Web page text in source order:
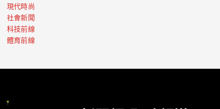
現代時尚
社會新聞
科技前線
體育前線